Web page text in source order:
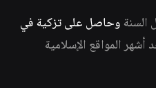
السنة وحاصل على تزكية في
أشهر المواقع الإسلامية